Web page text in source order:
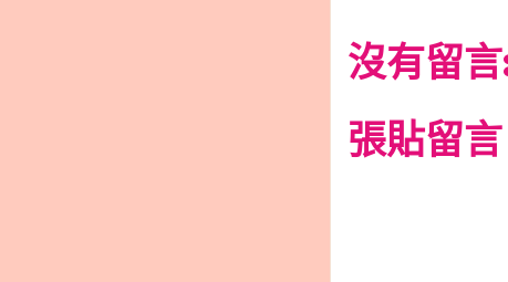
沒有留
張貼留言